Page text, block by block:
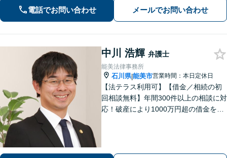
電話でお問い合わせ メールでお問い合わせ
中川 浩輝 弁護士
能美法律事務所
石川県|能美市営業時間：本日定休日
【法テラス利用可】【借金／相続の初
回相談無料】年間300件以上の相談に対
応！破産により1000万円超の借金をゼ
所】【夜間・土日祝相談可】